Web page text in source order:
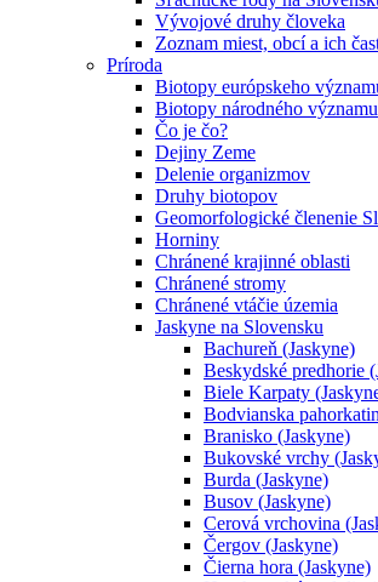
Vývojové druhy človeka
Zoznam miest, obcí a ich
Príroda
Biotopy európskeho
Biotopy národného významu
Čo je čo?
Dejiny Zeme
Delenie organizmov
Druhy biotopov
Geomorfologické členenie
Horniny
Chránené krajinné oblasti
Chránené stromy
Chránené vtáčie územia
Jaskyne na Slovensku
Bachureň (Jaskyne)
Beskydské predhorie
Biele Karpaty
Bodvianska
Branisko (Jaskyne)
Bukovské vrchy
Burda (Jaskyne)
Busov (Jaskyne)
Cerová vrchovina
Čergov (Jaskyne)
Čierna hora (Jaskyne)